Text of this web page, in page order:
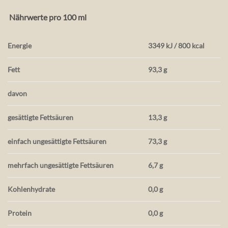
Nährwerte pro 100 ml
Energie 3349 kJ / 800 kcal
Fett 93,3 g
davon
gesättigte Fettsäuren 13,3 g
einfach ungesättigte Fettsäuren 73,3 g
mehrfach ungesättigte Fettsäuren 6,7 g
Kohlenhydrate 0,0 g
Protein 0,0 g